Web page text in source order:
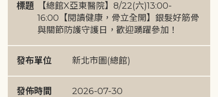
標題
【總館X亞東醫院】8/22(六)13:00-
16:00【閱讀健康，骨立全開】銀髮好筋骨
與關節防護守護日，歡迎踴躍參加！
發布單位 新北市圖(總館)
發佈時間 2026-07-30